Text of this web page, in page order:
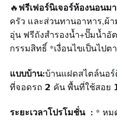
🔥ฟรีเฟอร์นิเจอร์ห้องนอนม
ครัว และส่วนทานอาหาร,ผ้
อุ่น ฟรีถังสำรองน้ำ+ปั๊มน้ำ
กรรมสิทธิ์ *เงื่อนไขเป็นไป
แบบบ้าน:บ้านแฝดสไตล์นอ
ที่จอดรถ 𝟮 คัน พื้นที่ใช้สอย
ระยะเวลาโปรโมชั่น : * หม